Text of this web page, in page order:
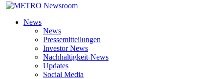
Newsroom
News
News
Pressemitteilungen
Investor News
Nachhaltigkeit-News
Updates
Social Media